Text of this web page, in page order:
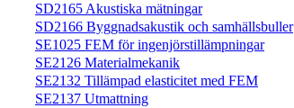
SD2165 Akustiska mätningar
SD2166 Byggnadsakustik och samhällsbuller
SE1025 FEM för ingenjörstillämpningar
SE2126 Materialmekanik
SE2132 Tillämpad elasticitet med FEM
SE2137 Utmattning